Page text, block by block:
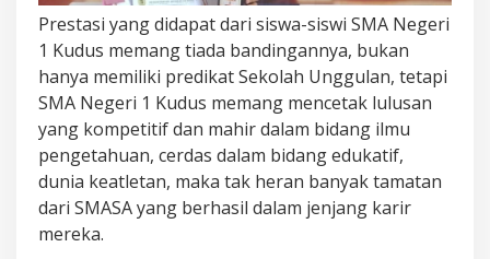
Prestasi yang didapat dari siswa-siswi SMA Negeri
1 Kudus memang tiada bandingannya, bukan
hanya memiliki predikat Sekolah Unggulan, tetapi
SMA Negeri 1 Kudus memang mencetak lulusan
yang kompetitif dan mahir dalam bidang ilmu
pengetahuan, cerdas dalam bidang edukatif,
dunia keatletan, maka tak heran banyak tamatan
dari SMASA yang berhasil dalam jenjang karir
mereka.